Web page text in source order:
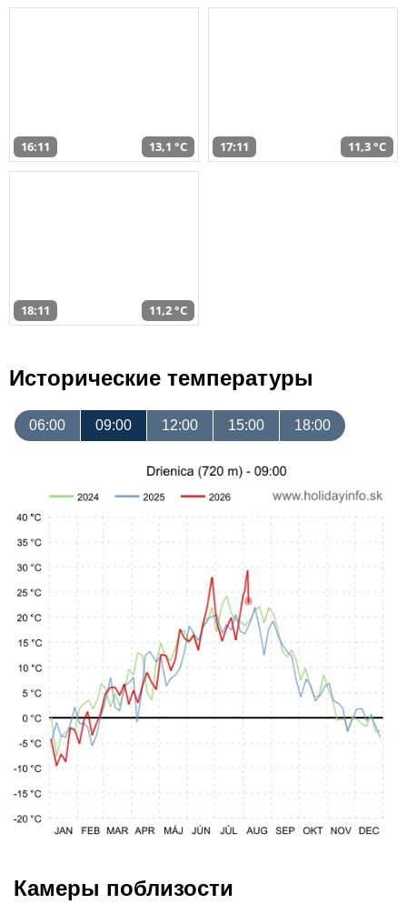
16:11 13,1 °C 17:11 11,3 °C
18:11 11,2 °C
Исторические температуры
06:00 09:00 12:00 15:00 18:00
Камеры поблизости